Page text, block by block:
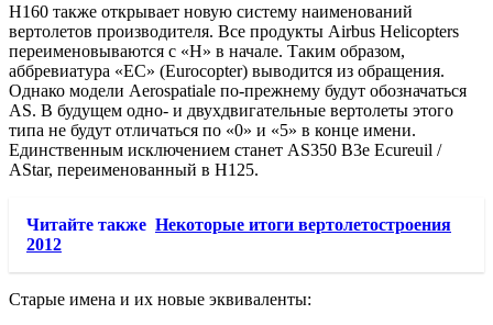
H160 также открывает новую систему наименований
вертолетов производителя. Все продукты Airbus Helicopters
переименовываются с «H» в начале. Таким образом,
аббревиатура «ЕС» (Eurocopter) выводится из обращения.
Однако модели Aerospatiale по-прежнему будут обозначаться
AS. В будущем одно- и двухдвигательные вертолеты этого
типа не будут отличаться по «0» и «5» в конце имени.
Единственным исключением станет AS350 B3e Ecureuil /
AStar, переименованный в H125.
Читайте также Некоторые итоги вертолетостроения
2012
Старые имена и их новые эквиваленты: